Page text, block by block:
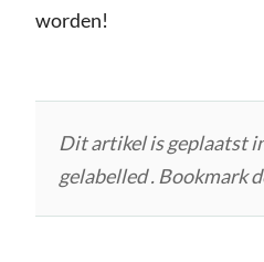
worden!
Dit artikel is geplaatst
gelabelled . Bookmark